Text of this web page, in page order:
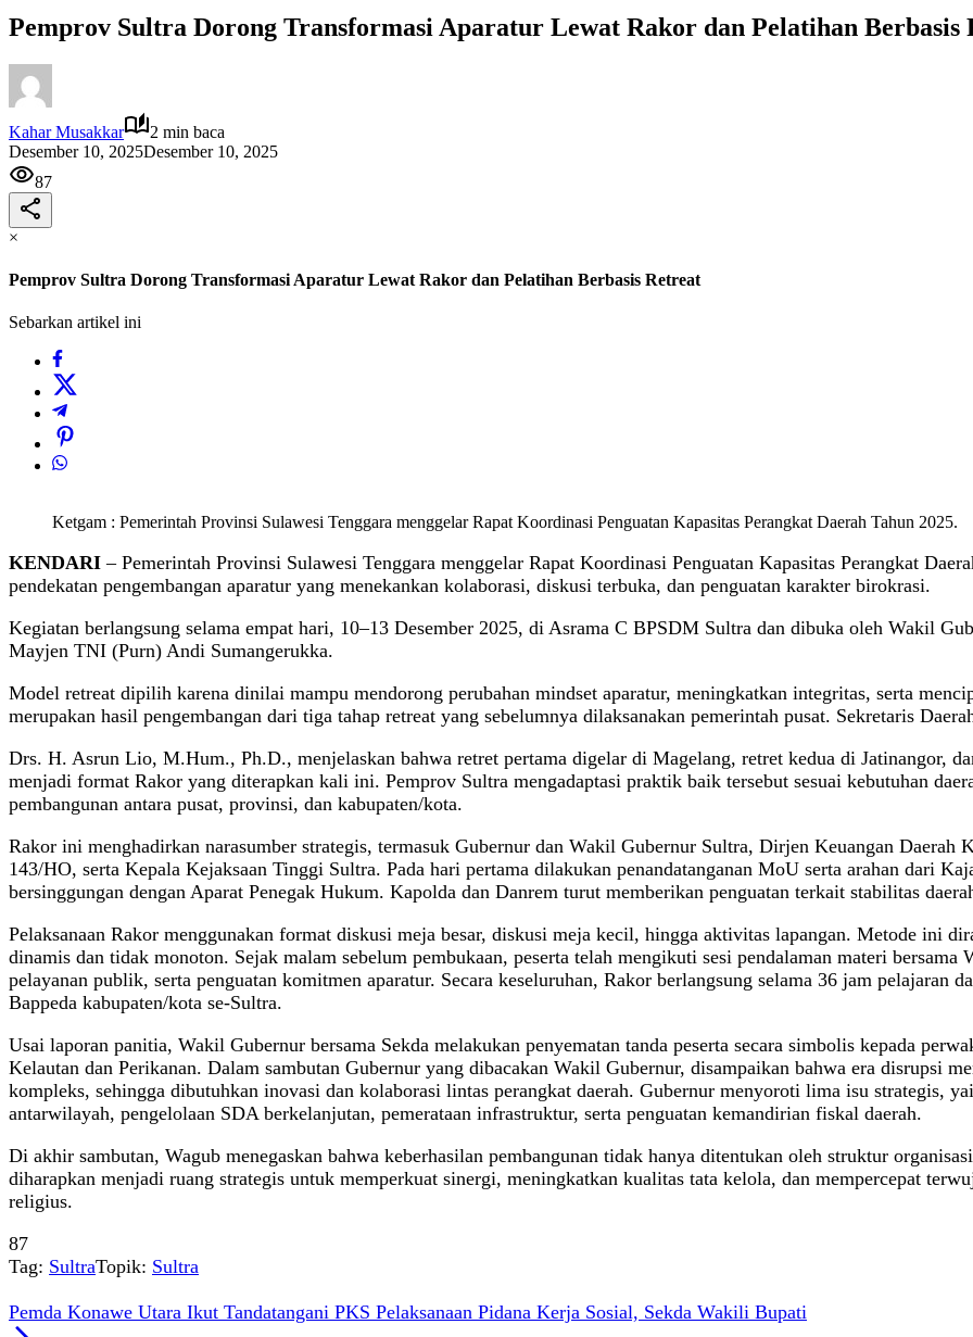
Pemprov Sultra Dorong Transformasi Aparatur Lewat Rakor dan Pelatihan Berbasis
Kahar Musakkar
2 min baca
Desember 10, 2025Desember 10, 2025
87
×
Pemprov Sultra Dorong Transformasi Aparatur Lewat Rakor dan Pelatihan Berbasis Retreat
Sebarkan artikel ini
Ketgam : Pemerintah Provinsi Sulawesi Tenggara menggelar Rapat Koordinasi Penguatan Kapasitas Perangkat Daerah Tahun 2025.
KENDARI – Pemerintah Provinsi Sulawesi Tenggara menggelar Rapat Koordinasi Penguatan Kapasitas Perangkat
pendekatan pengembangan aparatur yang menekankan kolaborasi, diskusi terbuka, dan penguatan karakter birokrasi.
Kegiatan berlangsung selama empat hari, 10–13 Desember 2025, di Asrama C BPSDM Sultra dan dibuka oleh Wakil
Mayjen TNI (Purn) Andi Sumangerukka.
Model retreat dipilih karena dinilai mampu mendorong perubahan mindset aparatur, meningkatkan integritas, serta
merupakan hasil pengembangan dari tiga tahap retreat yang sebelumnya dilaksanakan pemerintah pusat. Sekretaris
Drs. H. Asrun Lio, M.Hum., Ph.D., menjelaskan bahwa retret pertama digelar di Magelang, retret kedua di Jatinangor,
menjadi format Rakor yang diterapkan kali ini. Pemprov Sultra mengadaptasi praktik baik tersebut sesuai kebutuhan
pembangunan antara pusat, provinsi, dan kabupaten/kota.
Rakor ini menghadirkan narasumber strategis, termasuk Gubernur dan Wakil Gubernur Sultra, Dirjen Keuangan
143/HO, serta Kepala Kejaksaan Tinggi Sultra. Pada hari pertama dilakukan penandatanganan MoU serta arahan dari
bersinggungan dengan Aparat Penegak Hukum. Kapolda dan Danrem turut memberikan penguatan terkait stabilitas
Pelaksanaan Rakor menggunakan format diskusi meja besar, diskusi meja kecil, hingga aktivitas lapangan. Metode ini
dinamis dan tidak monoton. Sejak malam sebelum pembukaan, peserta telah mengikuti sesi pendalaman materi
pelayanan publik, serta penguatan komitmen aparatur. Secara keseluruhan, Rakor berlangsung selama 36 jam
Bappeda kabupaten/kota se-Sultra.
Usai laporan panitia, Wakil Gubernur bersama Sekda melakukan penyematan tanda peserta secara simbolis kepada
Kelautan dan Perikanan. Dalam sambutan Gubernur yang dibacakan Wakil Gubernur, disampaikan bahwa era disrupsi
kompleks, sehingga dibutuhkan inovasi dan kolaborasi lintas perangkat daerah. Gubernur menyoroti lima isu strategis,
antarwilayah, pengelolaan SDA berkelanjutan, pemerataan infrastruktur, serta penguatan kemandirian fiskal daerah.
Di akhir sambutan, Wagub menegaskan bahwa keberhasilan pembangunan tidak hanya ditentukan oleh struktur
diharapkan menjadi ruang strategis untuk memperkuat sinergi, meningkatkan kualitas tata kelola, dan mempercepat
religius.
87
Tag: SultraTopik: Sultra
Pemda Konawe Utara Ikut Tandatangani PKS Pelaksanaan Pidana Kerja Sosial, Sekda Wakili Bupati